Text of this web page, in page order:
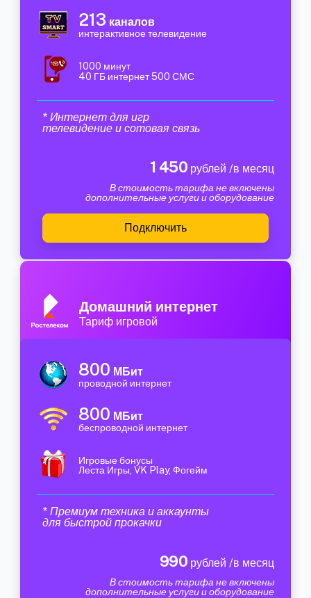
213 каналов
интерактивное телевидение
1000 минут
40 ГБ интернет 500 СМС
* Интернет для игр
телевидение и сотовая связь
1 450 рублей /в месяц
В стоимость тарифа не включены
дополнительные услуги и оборудование
Подключить
Домашний интернет
Тариф игровой
800 МБит
проводной интернет
800 МБит
беспроводной интернет
Игровые бонусы
Леста Игры, VK Play, Фогейм
* Премиум техника и аккаунты
для быстрой прокачки
990 рублей /в месяц
В стоимость тарифа не включены
дополнительные услуги и оборудование